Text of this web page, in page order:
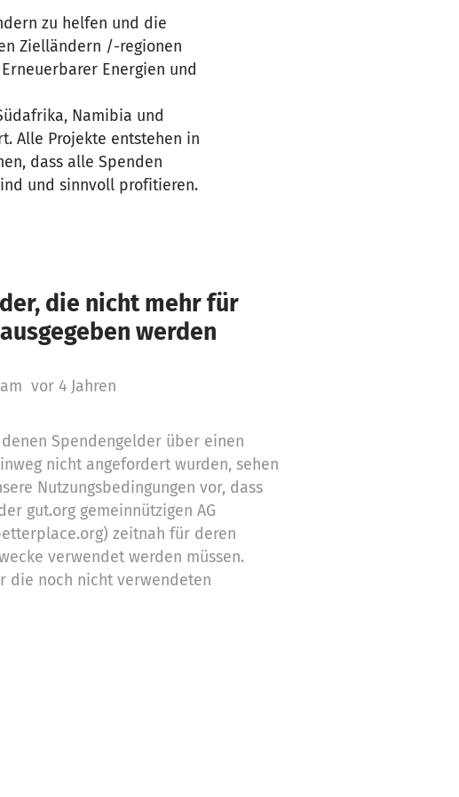
zu helfen und die
Zielländern /-regionen
Energien und
Namibia und
Alle Projekte entstehen in
dass alle Spenden
und sinnvoll profitieren.
die nicht mehr für
werden
vor 4 Jahren
Spendengelder über einen
nicht angefordert wurden, sehen
Nutzungsbedingungen vor, dass
gut.org gemeinnützigen AG
zeitnah für deren
verwendet werden müssen.
die noch nicht verwendeten
Zwecke ein